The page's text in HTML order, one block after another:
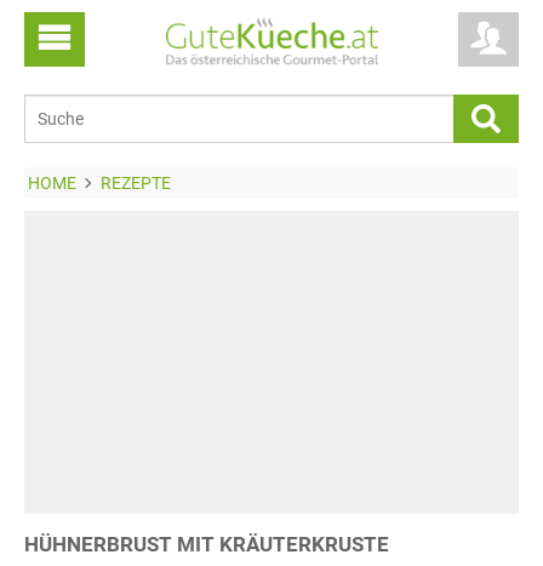
HOME REZEPTE
HÜHNERBRUST MIT KRÄUTERKRUSTE